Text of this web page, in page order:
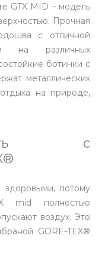
GTX MID – модель
Прочная
с отличной
на различных
ботинки с
металлических
на природе,
с
потому
mid полностью
воздух. Это
GORE-TEX®